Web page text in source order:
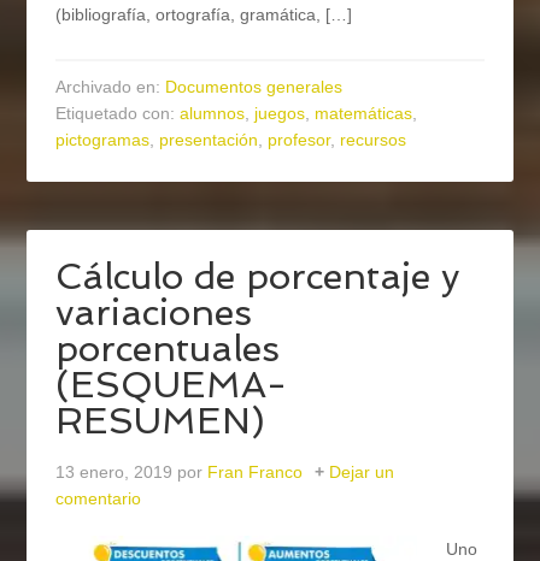
(bibliografía, ortografía, gramática, […]
Archivado en: Documentos generales
Etiquetado con:alumnos, juegos, matemáticas,
pictogramas, presentación, profesor, recursos
Cálculo de porcentaje y
variaciones
porcentuales
(ESQUEMA-
RESUMEN)
13 enero, 2019 por Fran Franco
Dejar un
comentario
Uno